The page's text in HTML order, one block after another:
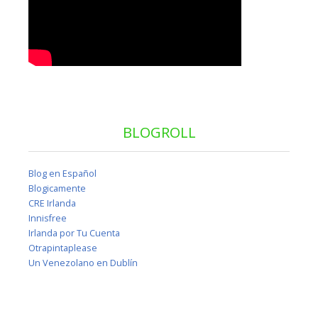
BLOGROLL
Blog en Español
Blogicamente
CRE Irlanda
Innisfree
Irlanda por Tu Cuenta
Otrapintaplease
Un Venezolano en Dublín